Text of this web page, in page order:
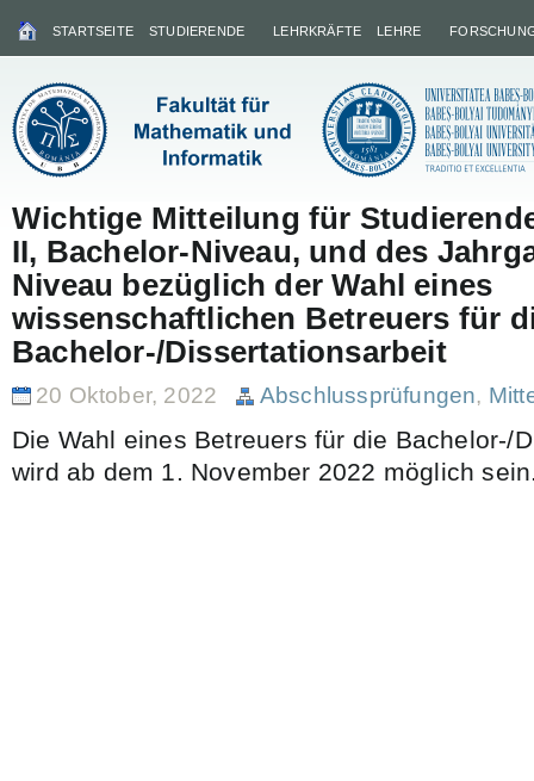
STARTSEITE STUDIERENDE LEHRKRÄFTE LEHRE
Wichtige Mitteilung für
II, Bachelor-Niveau, und des
Niveau bezüglich der Wahl eines
wissenschaftlichen Betreuers für
Bachelor-/Dissertationsarbeit
20 Oktober, 2022 Abschlussprüfungen,
Die Wahl eines Betreuers für die Bachelor-/
wird ab dem 1. November 2022 möglich